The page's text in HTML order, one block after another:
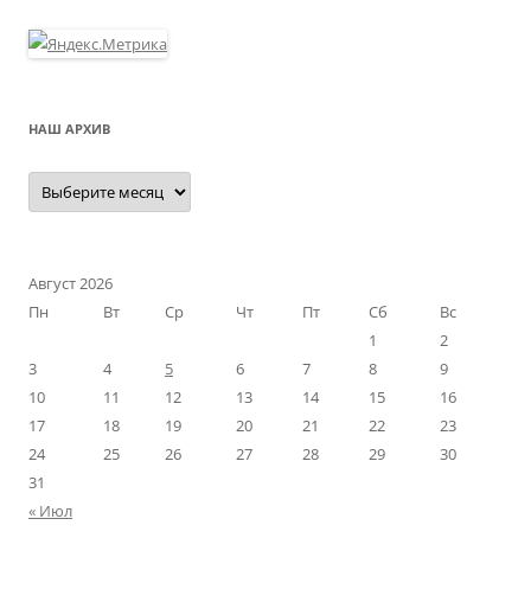
НАШ АРХИВ
Наш
архив
Август 2026
Пн
Вт Ср Чт Пт Сб
Вс
1
2
3
4 5 6 7 8
9
10
11 12 13 14 15
16
17
18 19 20 21 22
23
24
25 26 27 28 29
30
31
« Июл